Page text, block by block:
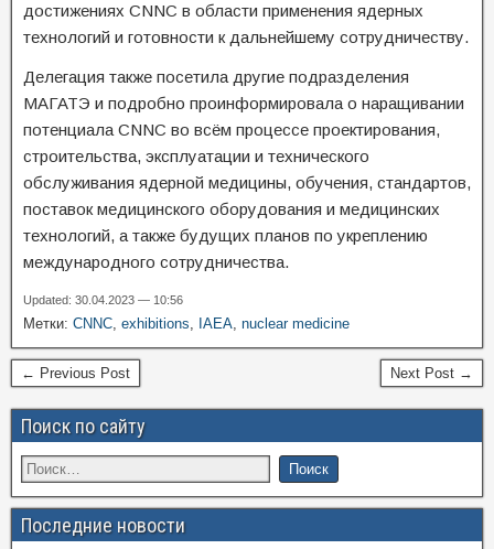
достижениях CNNC в области применения ядерных
технологий и готовности к дальнейшему сотрудничеству.
Делегация также посетила другие подразделения
МАГАТЭ и подробно проинформировала о наращивании
потенциала CNNC во всём процессе проектирования,
строительства, эксплуатации и технического
обслуживания ядерной медицины, обучения, стандартов,
поставок медицинского оборудования и медицинских
технологий, а также будущих планов по укреплению
международного сотрудничества.
Updated: 30.04.2023 — 10:56
Метки: CNNC, exhibitions, IAEA, nuclear medicine
← Previous Post Next Post →
Поиск по сайту
Последние новости